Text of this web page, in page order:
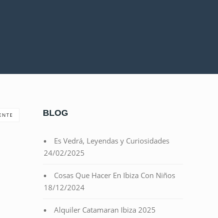
BLOG
Es Vedrá, Leyendas y Curiosidades
24/02/2025
Cosas Que Hacer En Ibiza Con Niños
18/12/2024
Alquiler Catamaran Ibiza 2025